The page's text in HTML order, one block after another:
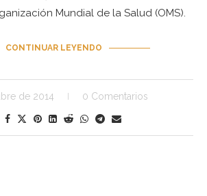
Mundial de la Salud (OMS).
CONTINUAR LEYENDO
de 2014 0 Comentarios